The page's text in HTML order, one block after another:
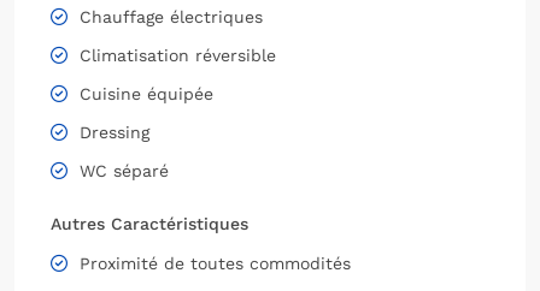
Chauffage électriques
Climatisation réversible
Cuisine équipée
Dressing
WC séparé
Autres Caractéristiques
Proximité de toutes commodités